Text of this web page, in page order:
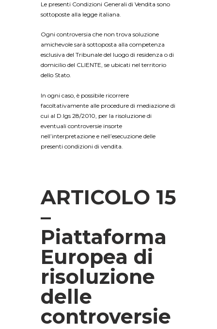
Le presenti Condizioni Generali di Vendita sono
sottoposte alla legge italiana.
Ogni controversia che non trova soluzione
amichevole sarà sottoposta alla competenza
esclusiva del Tribunale del luogo di residenza o di
domicilio del CLIENTE, se ubicati nel territorio
dello Stato.
In ogni caso, è possibile ricorrere
facoltativamente alle procedure di mediazione di
cui al D.lgs 28/2010, per la risoluzione di
eventuali controversie insorte
nell’interpretazione e nell’esecuzione delle
presenti condizioni di vendita.
ARTICOLO 15
–
Piattaforma
Europea di
risoluzione
delle
controversie